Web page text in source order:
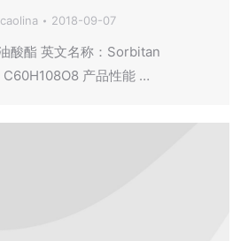
caolina 2018-09-07
酸酯 英文名称：Sorbitan
产品性能 …